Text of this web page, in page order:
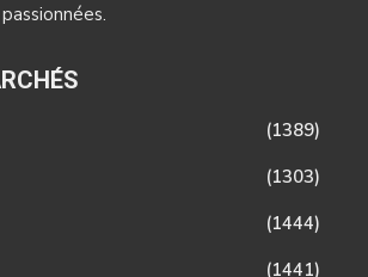
(1389)
(1303)
(1444)
(1441)